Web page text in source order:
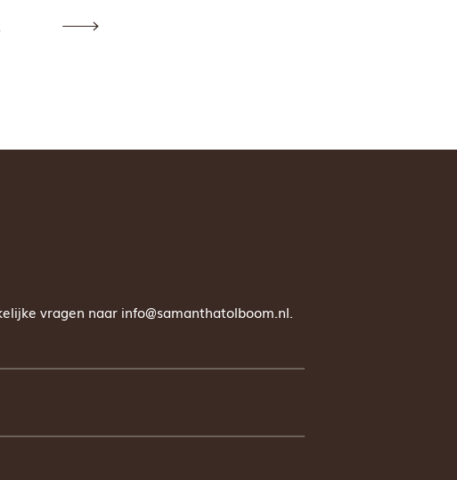
vragen naar info@samanthatolboom.nl.